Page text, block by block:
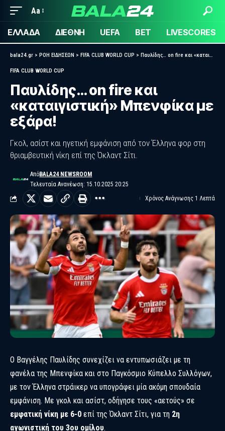
Aa
ΕΛΛΑΔΑ ΔΙΕΘΝΗ UEFA BET LIVESCORES
bala24.gr > ΡΟΗ ΕΙΔΗΣΕΩΝ > FIFA CLUB WORLD CUP > Παυλίδης… on fire και «καταιγιστική» Μπενφίκα με εξάρα!
FIFA CLUB WORLD CUP
Παυλίδης… on fire και
«καταιγιστική» Μπενφίκα με
εξάρα!
Γκολ, ασίστ και ηγετική εμφάνιση από τον Έλληνα φορ στη
θριαμβευτική νίκη επί της Όκλαντ Σίτι.
Τελευταία Ανανέωση: 15.10.2025 20:25
ΑπόBALA24 NEWSROOM
Χρόνος Ανάγνωσης 1 Λεπτά
Ο Βαγγέλης Παυλίδης συνεχίζει να εντυπωσιάζει με τη
φανέλα της Μπενφίκα και στο Παγκόσμιο Κύπελλο Συλλόγων,
με τον Έλληνα στράικερ να υπογράφει μία ακόμη σπουδαία
εμφάνιση. Με γκολ και ασίστ, οδήγησε τους «αετούς» σε
εμφατική νίκη με 6-0 επί της Όκλαντ Σίτι, για τη 2η
αγωνιστική του 3ου ομίλου.